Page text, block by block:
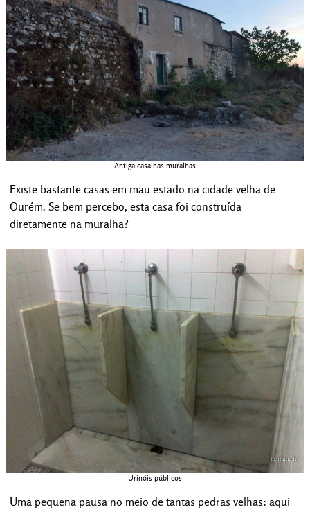
Antiga casa nas muralhas
Existe bastante casas em mau estado na cidade velha de
Ourém. Se bem percebo, esta casa foi construída
diretamente na muralha?
Urinóis públicos
Uma pequena pausa no meio de tantas pedras velhas: aqui